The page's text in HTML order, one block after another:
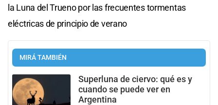
la Luna del Trueno por las frecuentes tormentas
eléctricas de principio de verano
MIRÁ TAMBIÉN
Superluna de ciervo: qué es y
cuando se puede ver en
Argentina